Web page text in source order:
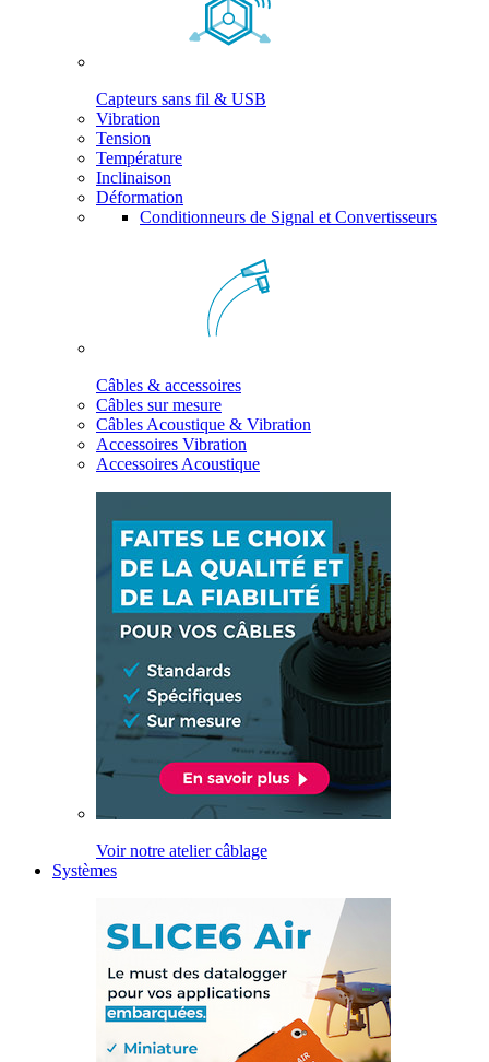
Capteurs sans fil & USB
Vibration
Tension
Température
Inclinaison
Déformation
Conditionneurs de Signal et Convertisseurs
Câbles & accessoires
Câbles sur mesure
Câbles Acoustique & Vibration
Accessoires Vibration
Accessoires Acoustique
Voir notre atelier câblage
Systèmes